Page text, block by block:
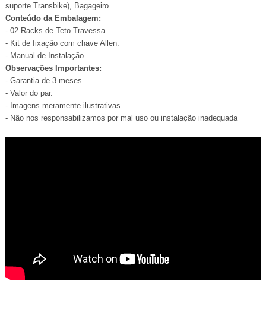
suporte Transbike), Bagageiro.
Conteúdo da Embalagem:
- 02 Racks de Teto Travessa.
- Kit de fixação com chave Allen.
- Manual de Instalação.
Observações Importantes:
- Garantia de 3 meses.
- Valor do par.
- Imagens meramente ilustrativas.
- Não nos responsabilizamos por mal uso ou instalação inadequada